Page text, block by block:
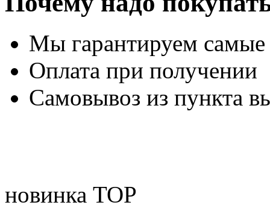
Мы гарантируем
Оплата при получении
Самовывоз из пункта
новинка TOP